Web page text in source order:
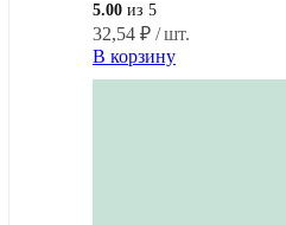
5.00 из 5
32,54 ₽ / шт.
В корзину